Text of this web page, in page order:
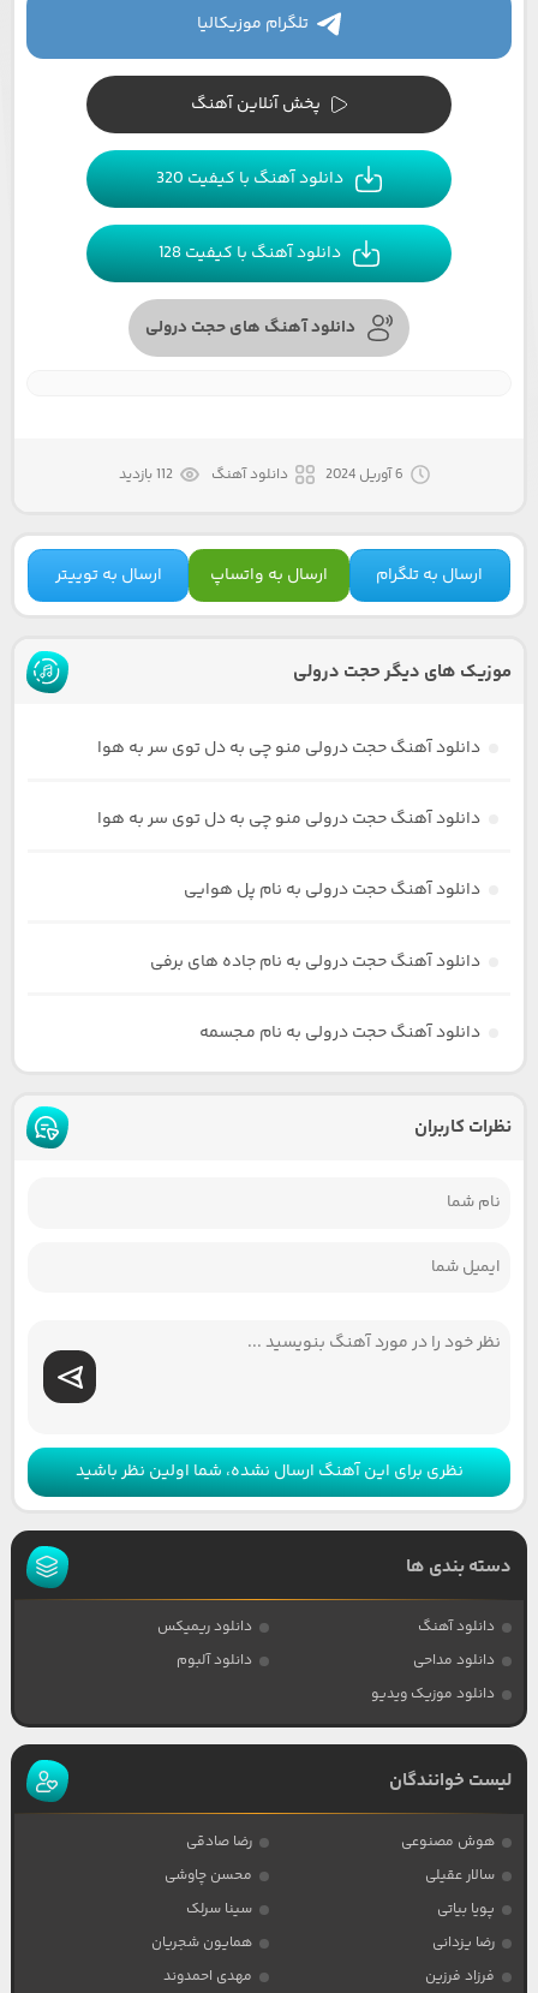
تلگرام موزیکالیا
پخش آنلاین آهنگ
دانلود آهنگ با کیفیت 320
دانلود آهنگ با کیفیت 128
دانلود آهنگ های حجت درولی
6 آوریل 2024 دانلود آهنگ 112 بازدید
ارسال به تلگرام ارسال به واتساپ ارسال به توییتر
موزیک های دیگر حجت درولی
دانلود آهنگ حجت درولی منو چی به دل توی سر به هوا
دانلود آهنگ حجت درولی منو چی به دل توی سر به هوا
دانلود آهنگ حجت درولی به نام پل هوایی
دانلود آهنگ حجت درولی به نام جاده های برفی
دانلود آهنگ حجت درولی به نام مـجسمه
نظرات کاربران
نظری برای این آهنگ ارسال نشده، شما اولین نظر باشید
دسته بندی ها
دانلود آهنگ
دانلود ریمیکس
دانلود مداحی
دانلود آلبوم
دانلود موزیک ویدیو
لیست خوانندگان
هوش مصنوعی
رضا صادقی
سالار عقیلی
محسن چاوشی
پویا بیاتی
سینا سرلک
رضا یزدانی
همایون شجریان
فرزاد فرزین
مهدی احمدوند